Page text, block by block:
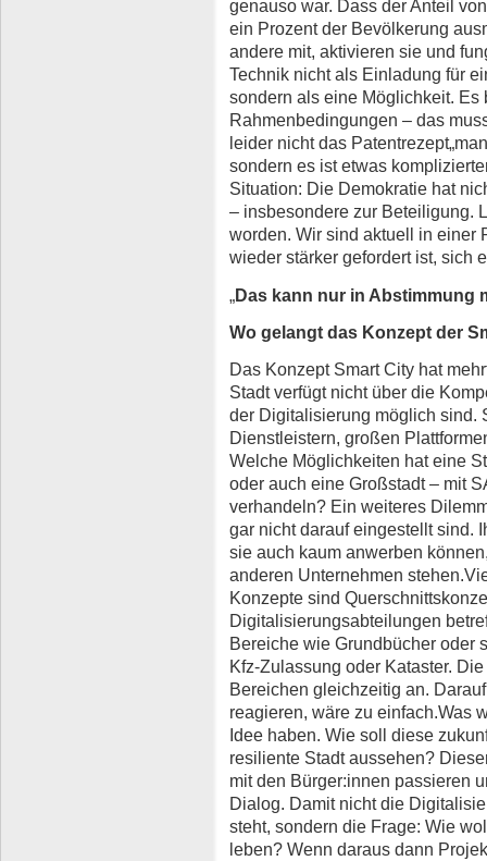
genauso war. Dass der Anteil
ein Prozent der Bevölkerung
andere mit, aktivieren sie und
Technik nicht als Einladung für
sondern als eine Möglichkeit. Es
Rahmenbedingungen – das
leider nicht das
sondern es ist etwas
Situation: Die Demokratie hat
– insbesondere zur Beteiligung.
worden. Wir sind aktuell in einer
wieder stärker gefordert ist, sich
„Das kann nur in Abstimmung
Wo gelangt das Konzept der
Das Konzept Smart City hat
Stadt verfügt nicht über die
der Digitalisierung möglich sind.
Dienstleistern, großen
Welche Möglichkeiten hat eine
oder auch eine Großstadt – mit
verhandeln? Ein weiteres
gar nicht darauf eingestellt sind.
sie auch kaum anwerben
anderen Unternehmen
Konzepte sind
Digitalisierungsabteilungen
Bereiche wie Grundbücher oder
Kfz-Zulassung oder Kataster.
Bereichen gleichzeitig an.
reagieren, wäre zu einfach.Was
Idee haben. Wie soll diese
resiliente Stadt aussehen?
mit den Bürger:innen passieren
Dialog. Damit nicht die
steht, sondern die Frage: Wie
leben? Wenn daraus dann